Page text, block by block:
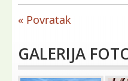
« Povratak
GALERIJA